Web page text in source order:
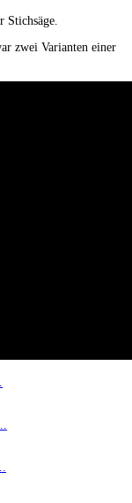
Stichsäge.
zwei Varianten einer